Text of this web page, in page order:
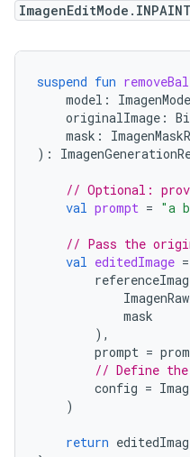
suspend fun
model :
originalImage :
mask :
):
// Optional:
val prompt = "a
// Pass the
val editedImage =
mask
),
prompt =
// Define
config =
)
return